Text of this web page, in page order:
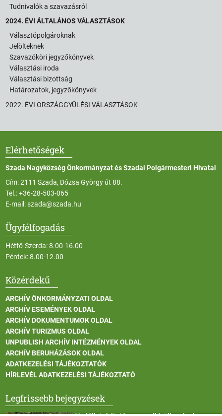
Tudnivalók a szavazásról
2024. ÉVI ÁLTALÁNOS VÁLASZTÁSOK
Választópolgároknak
Jelölteknek
Szavazóköri jegyzőkönyvek
Választási iroda
Választási bizottság
Határozatok, jegyzőkönyvek
2022. ÉVI ORSZÁGGYŰLÉSI VÁLASZTÁSOK
Elérhetőségek
Szada Nagyközség Önkormányzat és Szadai Polgármesteri Hivatal
Cím: 2111 Szada, Dózsa György út 88.
Tel.:+36-28-503-065
E-mail:szada@szada.hu
Ügyfélfogadás
Hétfő-Szerda: 8.00-16.00
Péntek: 8.00-12.00
Közérdekű
ARCHÍV ÖNKORMÁNYZATI OLDAL
ARCHÍV ESEMÉNYEK OLDAL
ARCHÍV DOKUMENTUMOK OLDAL
ARCHÍV TURIZMUS OLDAL
UNPUBLISH ARCHÍV INTÉZMÉNYEK OLDAL
ARCHÍV BERUHÁZÁSOK OLDAL
ADATKEZELÉSI TÁJÉKOZTATÓK
HÍRLEVÉL ADATKEZELÉSI TÁJÉKOZTATÓ
Legfrissebb bejegyzések